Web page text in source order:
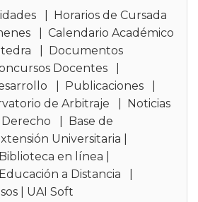
Horarios de Cursada
|Calendario Académico
Documentos
Docentes
Publicaciones
de Arbitraje
Noticias
Base de
Universitaria
Biblioteca en línea
Educación a Distancia
UAI Soft